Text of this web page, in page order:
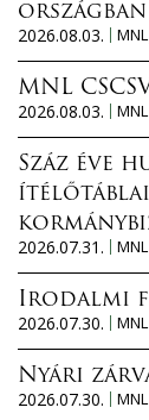
országban
2026.08.03.
MNL
2026.08.03.
Száz éve
ítélőtáblai
2026.07.31.
Irodalmi
2026.07.30.
Nyári
2026.07.30.